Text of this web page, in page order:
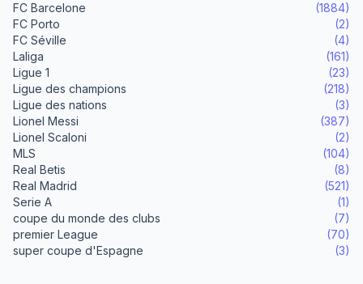
FC Barcelone
(1884)
FC Porto
(2)
FC Séville
(4)
Laliga
(161)
Ligue 1
(23)
Ligue des champions
(218)
Ligue des nations
(3)
Lionel Messi
(387)
Lionel Scaloni
(2)
MLS
(104)
Real Betis
(8)
Real Madrid
(521)
Serie A
(1)
coupe du monde des clubs
(7)
premier League
(70)
super coupe d'Espagne
(3)